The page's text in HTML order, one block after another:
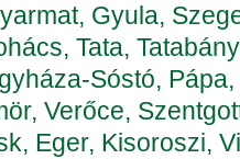
Gyula,
Tata,
Sóstó,
Verőce,
Eger, Kisoroszi,